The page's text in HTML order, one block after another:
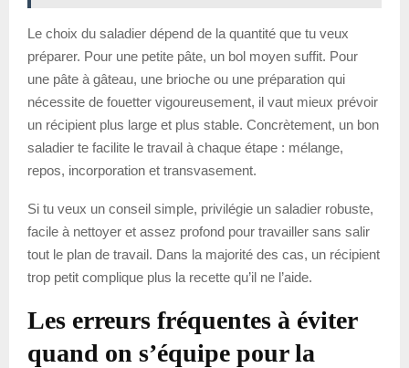
Le choix du saladier dépend de la quantité que tu veux
préparer. Pour une petite pâte, un bol moyen suffit. Pour
une pâte à gâteau, une brioche ou une préparation qui
nécessite de fouetter vigoureusement, il vaut mieux prévoir
un récipient plus large et plus stable. Concrètement, un bon
saladier te facilite le travail à chaque étape : mélange,
repos, incorporation et transvasement.
Si tu veux un conseil simple, privilégie un saladier robuste,
facile à nettoyer et assez profond pour travailler sans salir
tout le plan de travail. Dans la majorité des cas, un récipient
trop petit complique plus la recette qu’il ne l’aide.
Les erreurs fréquentes à éviter
quand on s’équipe pour la